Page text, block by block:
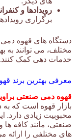
رویدادها و
برگزاری
دستگاه های قهوه دمی
مختلف، می توانند به
خدمات دهی کمک کنند.
معرفی بهترین برند
قهوه دمی صنعتی
بازار قهوه است که به
محبوبیت زیادی دارد.
صنعتی، مانند کافه
های مختلفی را ارائه